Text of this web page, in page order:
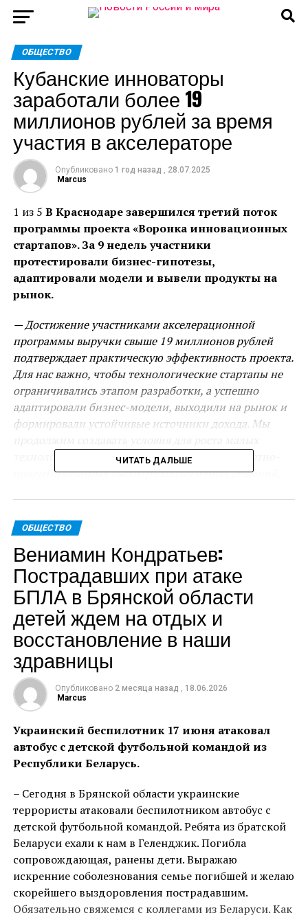
ОБЩЕСТВО
Кубанские инноваторы
заработали более 19
миллионов рублей за время
участия в акселераторе
Опубликовано 1 год назад , 28.07.2025
Marcus
1 из 5 В Краснодаре завершился третий поток
программы проекта «Воронка инновационных
стартапов». За 9 недель участники
протестировали бизнес-гипотезы,
адаптировали модели и вывели продукты на
рынок.
— Достижение участниками акселерационной
программы выручки свыше 19 миллионов рублей
подтверждает практическую эффективность проекта.
Для нас важно, чтобы технологические стартапы не
ограничивались этапом разработки, а успешно
адаптировали бизнес-модели, выходили на рынок и
формировали устойчивые источники дохода. Мы
технологических компаний и развития экспортно-
ориентированных высокотехнологичных решений, –
края Василий Воробьев.
Из 35 проектов в финал акселератора прошли 28.
Среди них две малых технологических компании, а
также два проекта, вышедшие из хакатона по трекам
«туризм» и «цифровая среда». Акселератор
предоставляет участникам комплексную
поддержку: трекинг, отраслевые консультации,
групповые сессии и мастермайнды. В ходе
программы стартаперы пересобрали свои бизнес-
модели, уточнили целевые сегменты и
подготовились к масштабированию.
Среди проектов — квадроцикл «ЭдДен» для
эксплуатации в сложных условиях, полимерные
композитные материалы «РегРонис» для ремонта
Webjack для создания интеграций между
различными сервисами. А также цифровая система
для ИЖС ДОМУС ИТ, автоматическая мойка окон
«Акмо». Участники представили решения в сферах
машиностроения, автоматизации промышленности,
строительства, образования, ИТ и цифровых
сервисов для малого бизнеса.
ЧИТАТЬ ДАЛЬШЕ
ОБЩЕСТВО
Вениамин Кондратьев:
Пострадавших при атаке
БПЛА в Брянской области
детей ждем на отдых и
восстановление в наши
здравницы
Опубликовано 2 месяца назад , 18.06.2026
Marcus
Украинский беспилотник 17 июня атаковал
автобус с детской футбольной командой из
Республики Беларусь.
– Сегодня в Брянской области украинские
террористы атаковали беспилотником автобус с
детской футбольной командой. Ребята из братской
Беларуси ехали к нам в Геленджик. Погибла
сопровождающая, ранены дети. Выражаю
искренние соболезнования семье погибшей и желаю
скорейшего выздоровления пострадавшим.
Обязательно свяжемся с коллегами из Беларуси. Как